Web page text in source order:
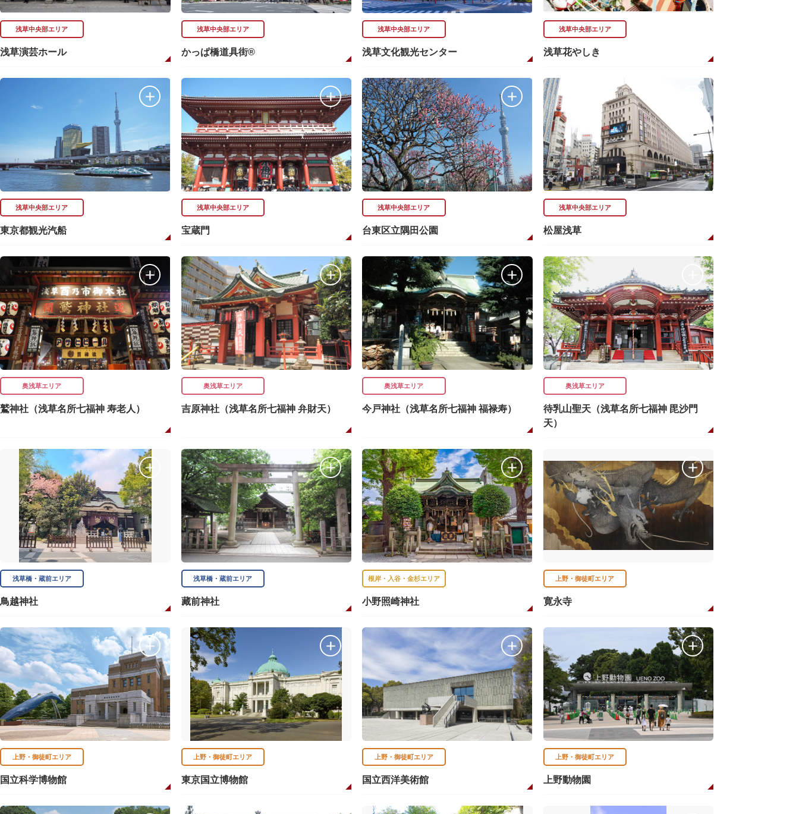
浅草中央部エリア
浅草演芸ホール
浅草中央部エリア
かっぱ橋道具街®
浅草中央部エリア
浅草文化観光センター
浅草中央部エリア
浅草花やしき
浅草中央部エリア
東京都観光汽船
浅草中央部エリア
宝蔵門
浅草中央部エリア
台東区立隅田公園
浅草中央部エリア
松屋浅草
奥浅草エリア
鷲神社（浅草名所七福神 寿老人）
奥浅草エリア
吉原神社（浅草名所七福神 弁財天）
奥浅草エリア
今戸神社（浅草名所七福神 福禄寿）
奥浅草エリア
待乳山聖天（浅草名所七福神 毘沙門
天）
浅草橋・蔵前エリア
鳥越神社
浅草橋・蔵前エリア
藏前神社
根岸・入谷・金杉エリア
小野照崎神社
上野・御徒町エリア
寛永寺
上野・御徒町エリア
国立科学博物館
上野・御徒町エリア
東京国立博物館
上野・御徒町エリア
国立西洋美術館
上野・御徒町エリア
上野動物園